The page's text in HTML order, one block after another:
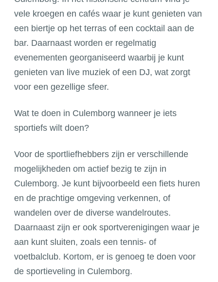
vele kroegen en cafés waar je kunt genieten van
een biertje op het terras of een cocktail aan de
bar. Daarnaast worden er regelmatig
evenementen georganiseerd waarbij je kunt
genieten van live muziek of een DJ, wat zorgt
voor een gezellige sfeer.
Wat te doen in Culemborg wanneer je iets
sportiefs wilt doen?
Voor de sportliefhebbers zijn er verschillende
mogelijkheden om actief bezig te zijn in
Culemborg. Je kunt bijvoorbeeld een fiets huren
en de prachtige omgeving verkennen, of
wandelen over de diverse wandelroutes.
Daarnaast zijn er ook sportverenigingen waar je
aan kunt sluiten, zoals een tennis- of
voetbalclub. Kortom, er is genoeg te doen voor
de sportieveling in Culemborg.